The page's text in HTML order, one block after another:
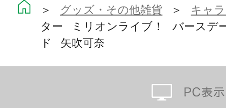
＞ グッズ・その他雑貨 ＞ キャ
ター ミリオンライブ！ バースデ
ド 矢吹可奈